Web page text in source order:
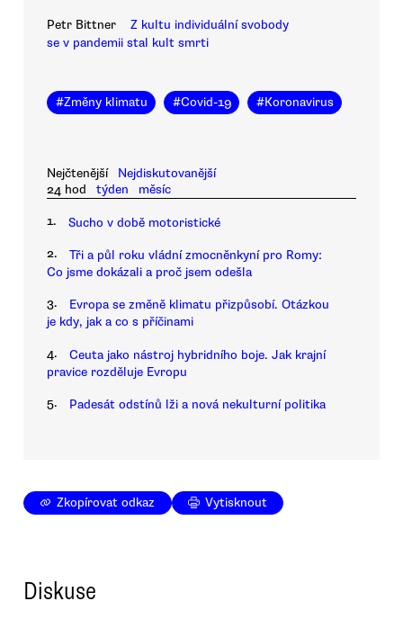
Petr Bittner
Z kultu individuální svobody
se v pandemii stal kult smrti
#Změny klimatu #Covid-19 #Koronavirus
Nejčtenější
Nejdiskutovanější
24 hod
týden měsíc
1. Sucho v době motoristické
2.
Tři a půl roku vládní zmocněnkyní pro Romy:
Co jsme dokázali a proč jsem odešla
3.
Evropa se změně klimatu přizpůsobí. Otázkou
je kdy, jak a co s příčinami
4.
Ceuta jako nástroj hybridního boje. Jak krajní
pravice rozděluje Evropu
5. Padesát odstínů lži a nová nekulturní politika
Zkopírovat odkaz Vytisknout
Diskuse